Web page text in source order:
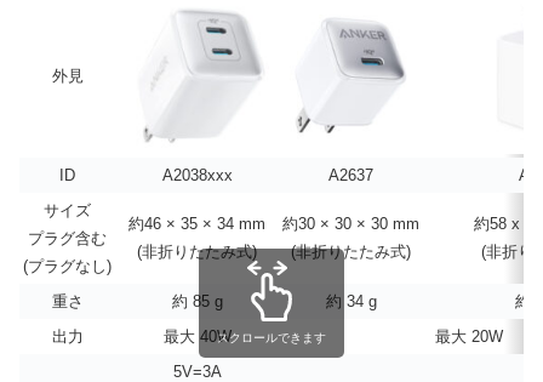
外見
ID A2038xxx A2637
サイズ
プラグ含む
(プラグなし)
約46 × 35 × 34 mm
(非折りたたみ式)
約30 × 30 × 30 mm
(非折りたたみ式)
約58 x
(非折り
重さ 約 85 g 約 34 g
約
出力
最大 40W 最大 20W
5V=3A
スクロールできます